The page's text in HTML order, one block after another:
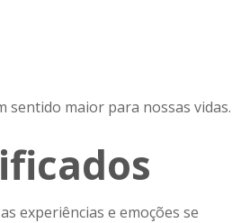
sentido maior para nossas vidas.
experiências e emoções se